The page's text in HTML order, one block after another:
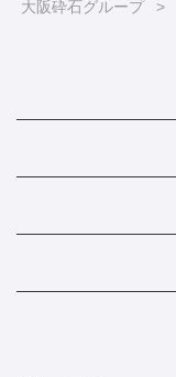
大阪砕石グループ >